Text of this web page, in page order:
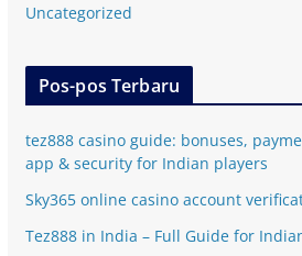
Uncategorized
Pos-pos Terbaru
tez888 casino guide: bonuses,
app & security for Indian players
Sky365 online casino account
Tez888 in India – Full Guide for